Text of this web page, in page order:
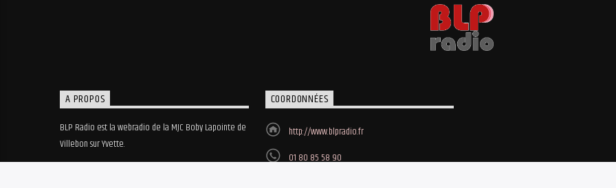
A PROPOS
BLP Radio est la webradio de la MJC Boby Lapointe de
Villebon sur Yvette.
COORDONNÉES
http://www.blpradio.fr
01 80 85 58 90